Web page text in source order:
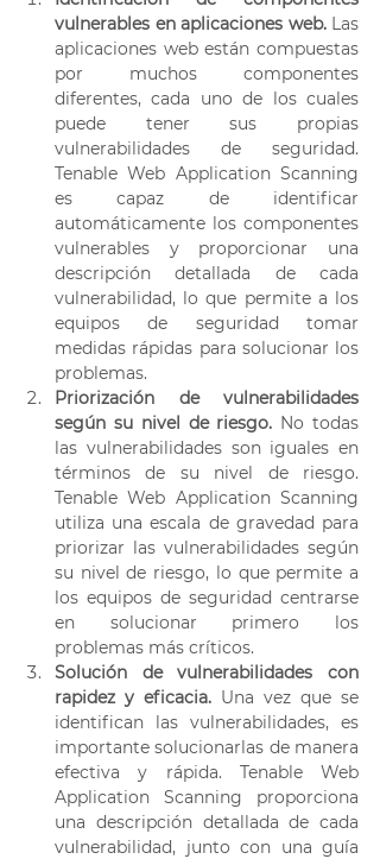
vulnerables en aplicaciones web. Las
aplicaciones web están compuestas
por muchos componentes
diferentes, cada uno de los cuales
puede tener sus propias
vulnerabilidades de seguridad.
Tenable Web Application Scanning
es capaz de identificar
automáticamente los componentes
vulnerables y proporcionar una
descripción detallada de cada
vulnerabilidad, lo que permite a los
equipos de seguridad tomar
medidas rápidas para solucionar los
problemas.
Priorización de vulnerabilidades
según su nivel de riesgo. No todas
las vulnerabilidades son iguales en
términos de su nivel de riesgo.
Tenable Web Application Scanning
utiliza una escala de gravedad para
priorizar las vulnerabilidades según
su nivel de riesgo, lo que permite a
los equipos de seguridad centrarse
en solucionar primero los
problemas más críticos.
Solución de vulnerabilidades con
rapidez y eficacia. Una vez que se
identifican las vulnerabilidades, es
importante solucionarlas de manera
efectiva y rápida. Tenable Web
Application Scanning proporciona
una descripción detallada de cada
vulnerabilidad, junto con una guía